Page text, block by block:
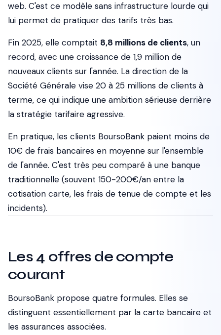
web. C'est ce modèle sans infrastructure lourde qui
lui permet de pratiquer des tarifs très bas.
Fin 2025, elle comptait 8,8 millions de clients, un
record, avec une croissance de 1,9 million de
nouveaux clients sur l'année. La direction de la
Société Générale vise 20 à 25 millions de clients à
terme, ce qui indique une ambition sérieuse derrière
la stratégie tarifaire agressive.
En pratique, les clients BoursoBank paient moins de
10€ de frais bancaires en moyenne sur l'ensemble
de l'année. C'est très peu comparé à une banque
traditionnelle (souvent 150-200€/an entre la
cotisation carte, les frais de tenue de compte et les
incidents).
Les 4 offres de compte
courant
BoursoBank propose quatre formules. Elles se
distinguent essentiellement par la carte bancaire et
les assurances associées.